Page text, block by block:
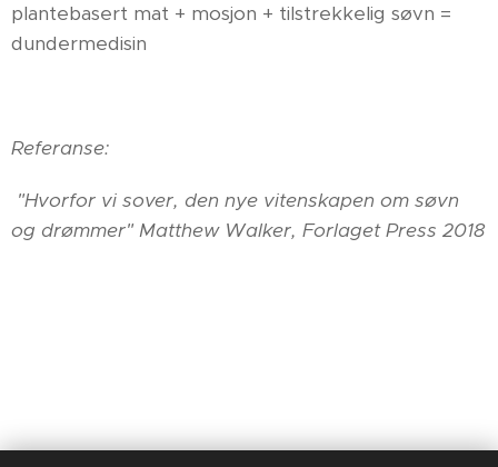
plantebasert mat + mosjon + tilstrekkelig søvn =
dundermedisin
Referanse:
"Hvorfor vi sover, den nye vitenskapen om søvn
og drømmer" Matthew Walker, Forlaget Press 2018